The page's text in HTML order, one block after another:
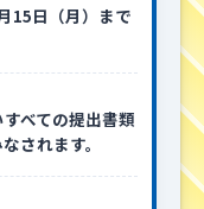
日（月） まで
べての提出書類
されます。